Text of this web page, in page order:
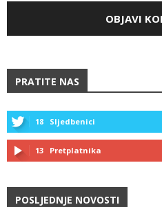
PRATITE NAS
18 Sljedbenici
13 Pretplatnika
POSLJEDNJE NOVOSTI